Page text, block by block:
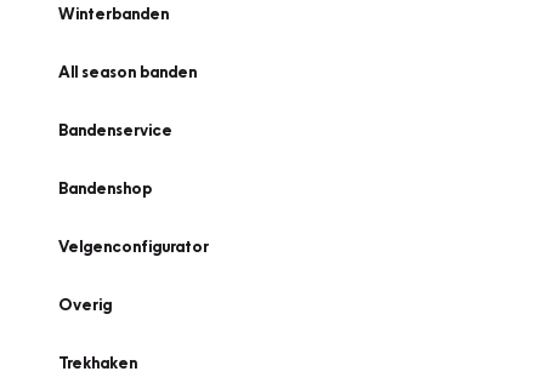
Winterbanden
All season banden
Bandenservice
Bandenshop
Velgenconfigurator
Overig
Trekhaken